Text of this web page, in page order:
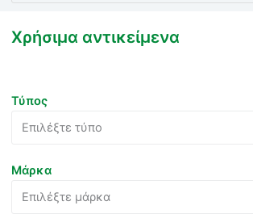
Χρήσιμα αντικείμενα
Τύπος
Επιλέξτε τύπο
Μάρκα
Επιλέξτε μάρκα